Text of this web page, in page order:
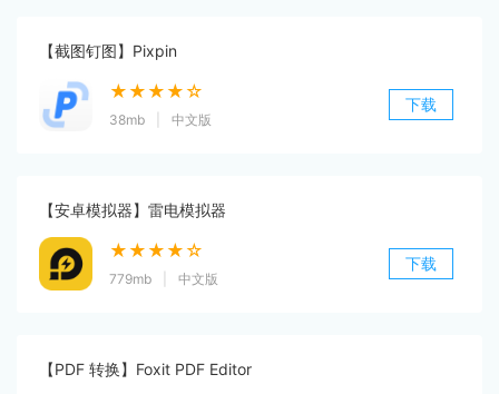
【截图钉图】Pixpin
★★★★☆
38mb 中文版
下载
【安卓模拟器】雷电模拟器
★★★★☆
779mb 中文版
下载
【PDF 转换】Foxit PDF Editor